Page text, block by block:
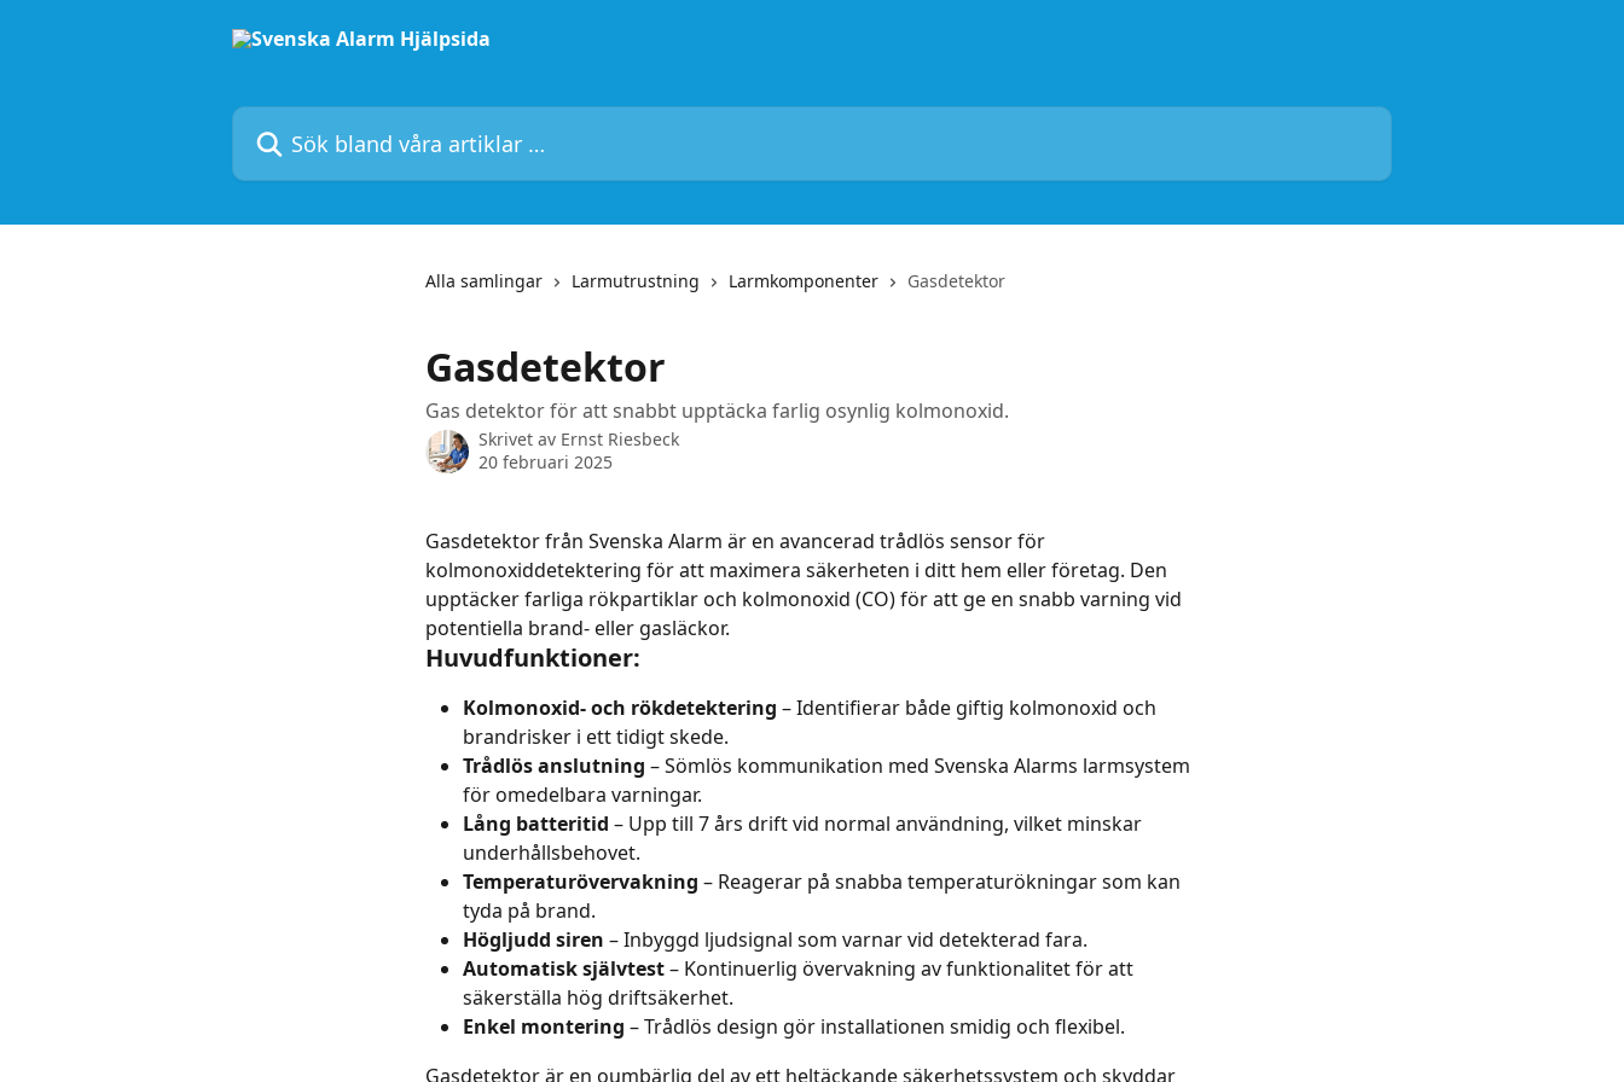
Sök bland våra artiklar …
Alla samlingar Larmutrustning Larmkomponenter Gasdetektor
Gasdetektor
Gas detektor för att snabbt upptäcka farlig osynlig kolmonoxid.
Skrivet av Ernst Riesbeck
20 februari 2025
Gasdetektor från Svenska Alarm är en avancerad trådlös sensor för
kolmonoxiddetektering för att maximera säkerheten i ditt hem eller företag. Den
upptäcker farliga rökpartiklar och kolmonoxid (CO) för att ge en snabb varning vid
potentiella brand- eller gasläckor.
Huvudfunktioner:
Kolmonoxid- och rökdetektering – Identifierar både giftig kolmonoxid och
brandrisker i ett tidigt skede.
Trådlös anslutning – Sömlös kommunikation med Svenska Alarms larmsystem
för omedelbara varningar.
Lång batteritid – Upp till 7 års drift vid normal användning, vilket minskar
underhållsbehovet.
Temperaturövervakning – Reagerar på snabba temperaturökningar som kan
tyda på brand.
Högljudd siren – Inbyggd ljudsignal som varnar vid detekterad fara.
Automatisk självtest – Kontinuerlig övervakning av funktionalitet för att
säkerställa hög driftsäkerhet.
Enkel montering – Trådlös design gör installationen smidig och flexibel.
Gasdetektor är en oumbärlig del av ett heltäckande säkerhetssystem och skyddar